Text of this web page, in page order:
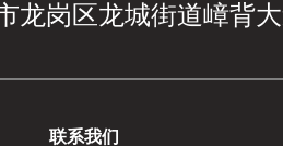
龙岗区龙城街道嶂背
联系我们